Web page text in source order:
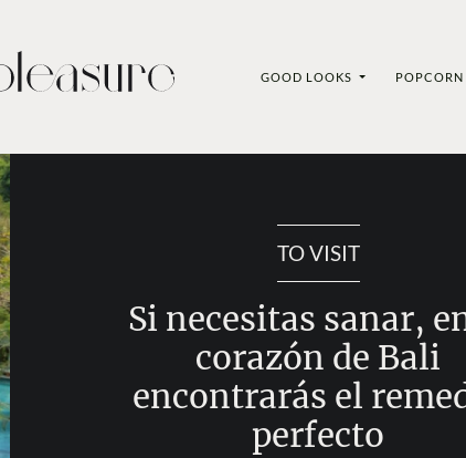
GOOD LOOKS POPCORN
TO VISIT
Si necesitas sanar,
corazón de Bali
encontrarás el
perfecto